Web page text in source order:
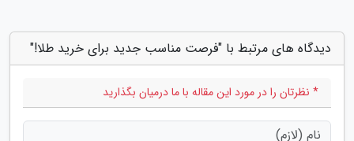
دیدگاه های مرتبط با "فرصت مناسب جدید برای خرید طلا!"
* نظرتان را در مورد این مقاله با ما درمیان بگذارید